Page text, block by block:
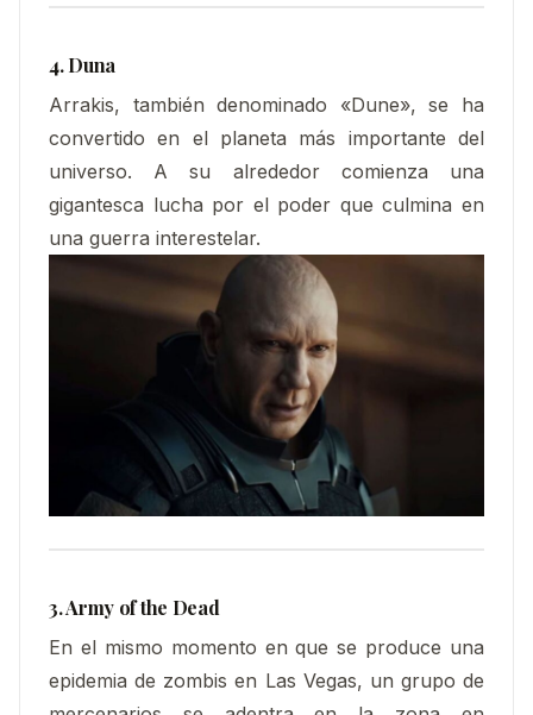
4. Duna
Arrakis, también denominado «Dune», se ha
convertido en el planeta más importante del
universo. A su alrededor comienza una
gigantesca lucha por el poder que culmina en
una guerra interestelar.
3. Army of the Dead
En el mismo momento en que se produce una
epidemia de zombis en Las Vegas, un grupo de